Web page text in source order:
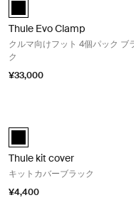
Thule Evo Clamp
クルマ向けフット 4個パック ブ
ク
¥33,000
Thule kit cover 4-pack 黒
Thule kit cover
キットカバーブラック
¥4,400